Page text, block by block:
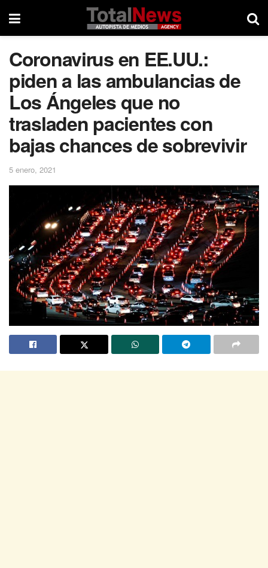
Coronavirus en EE.UU.:
piden a las ambulancias de
Los Ángeles que no
trasladen pacientes con
bajas chances de sobrevivir
5 enero, 2021